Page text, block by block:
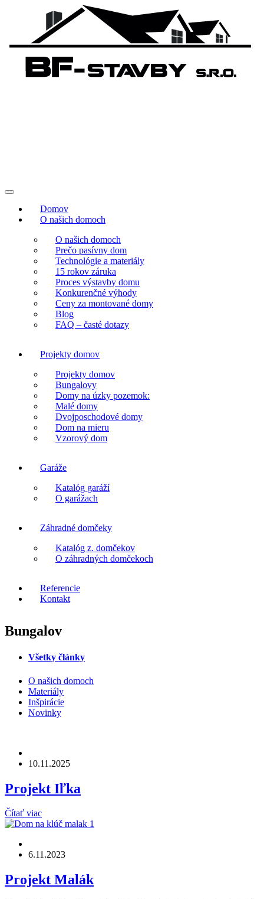
Domov
O našich domoch
O našich domoch
Prečo pasívny dom
Technológie a materiály
15 rokov záruka
Proces výstavby domu
Konkurenčné výhody
Ceny za montované domy
Blog
FAQ – časté dotazy
Projekty domov
Projekty domov
Bungalovy
Domy na úzky pozemok:
Malé domy
Dvojposchodové domy
Dom na mieru
Vzorový dom
Garáže
Katalóg garáží
O garážach
Záhradné domčeky
Katalóg z. domčekov
O záhradných domčekoch
Referencie
Kontakt
Bungalov
Všetky články
O našich domoch
Materiály
Inšpirácie
Novinky
10.11.2025
Projekt Iľka
Čítať viac
6.11.2023
Projekt Malák